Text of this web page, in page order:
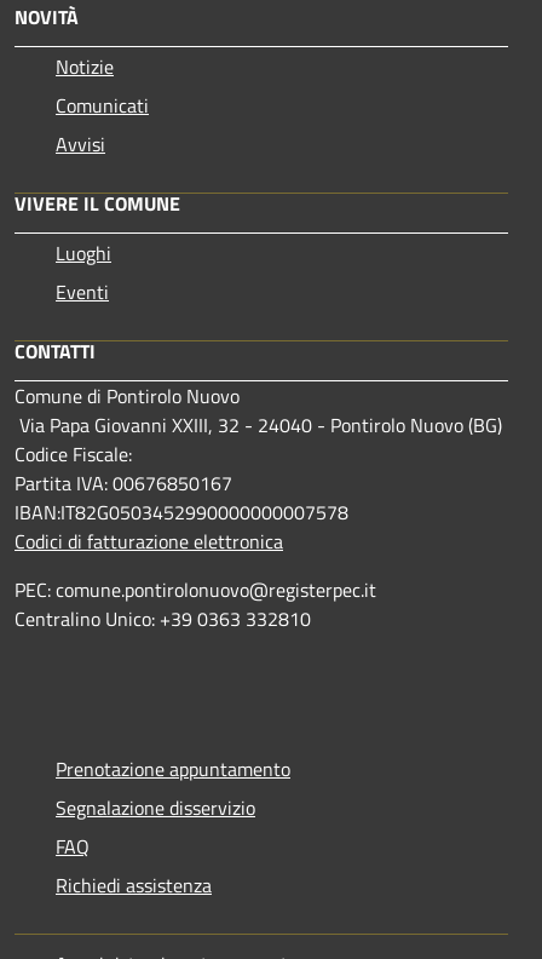
NOVITÀ
Notizie
Comunicati
Avvisi
VIVERE IL COMUNE
Luoghi
Eventi
CONTATTI
Comune di Pontirolo Nuovo
Via Papa Giovanni XXIII, 32 - 24040 - Pontirolo Nuovo (BG)
Codice Fiscale:
Partita IVA: 00676850167
IBAN:IT82G0503452990000000007578
Codici di fatturazione elettronica
PEC: comune.pontirolonuovo@registerpec.it
Centralino Unico: +39 0363 332810
Prenotazione appuntamento
Segnalazione disservizio
FAQ
Richiedi assistenza